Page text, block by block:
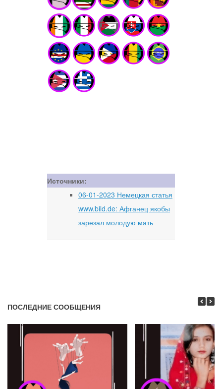
Источники:
06-01-2023 Немецкая статья
www.bild.de: Афганец якобы
зарезал молодую мать
ПОСЛЕДНИЕ СООБЩЕНИЯ